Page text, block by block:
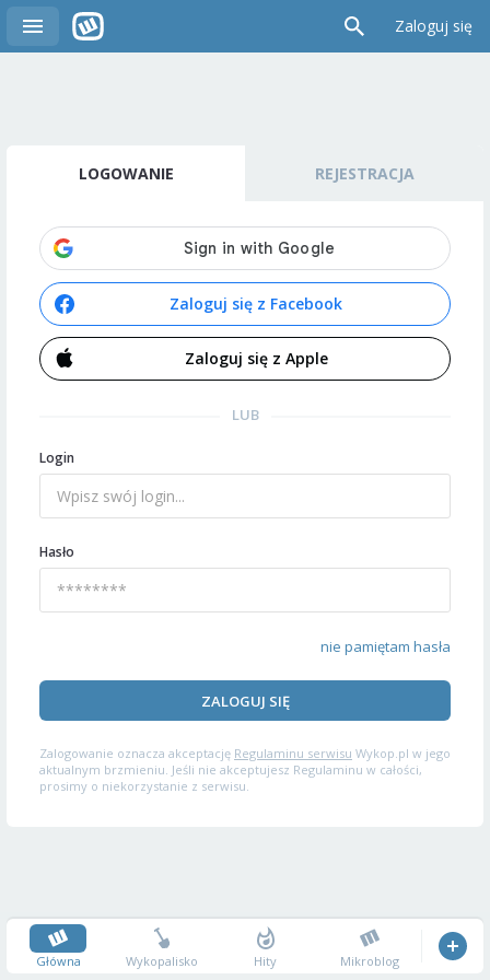
Zaloguj się
LOGOWANIE REJESTRACJA
Zaloguj się z Facebook
Zaloguj się z Apple
LUB
Login
Hasło
nie pamiętam hasła
ZALOGUJ SIĘ
Zalogowanie oznacza akceptację Regulaminu serwisu Wykop.pl w jego
aktualnym brzmieniu. Jeśli nie akceptujesz Regulaminu w całości,
prosimy o niekorzystanie z serwisu.
Główna Wykopalisko Hity Mikroblog